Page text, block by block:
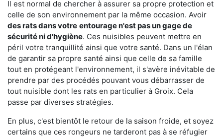
Il est normal de chercher à assurer sa propre protection et
celle de son environnement par la même occasion. Avoir
des rats dans votre entourage n'est pas un gage de
sécurité ni d'hygiène. Ces nuisibles peuvent mettre en
péril votre tranquillité ainsi que votre santé. Dans un l'élan
de garantir sa propre santé ainsi que celle de sa famille
tout en protégeant l'environnement, il s'avère inévitable de
prendre par des procédés pouvant vous débarrasser de
tout nuisible dont les rats en particulier à Groix. Cela
passe par diverses stratégies.
En plus, c'est bientôt le retour de la saison froide, et soyez
certains que ces rongeurs ne tarderont pas à se réfugier